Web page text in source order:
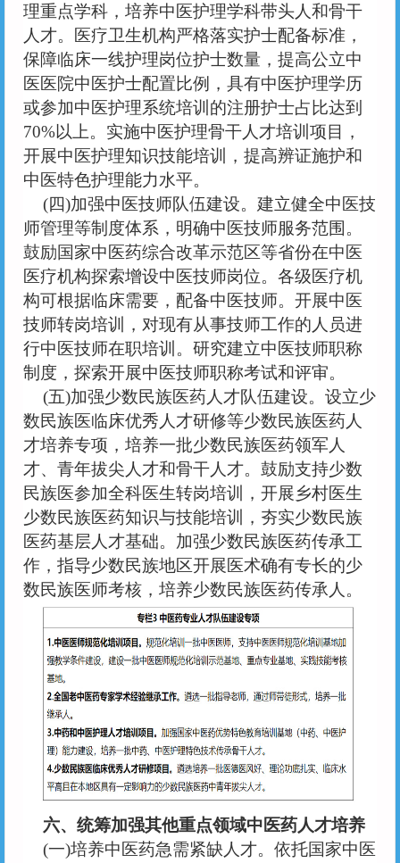
理重点学科，培养中医护理学科带头人和骨干
人才。医疗卫生机构严格落实护士配备标准，
保障临床一线护理岗位护士数量，提高公立中
医医院中医护士配置比例，具有中医护理学历
或参加中医护理系统培训的注册护士占比达到
70%以上。实施中医护理骨干人才培训项目，
开展中医护理知识技能培训，提高辨证施护和
中医特色护理能力水平。
(四)加强中医技师队伍建设。建立健全中医技
师管理等制度体系，明确中医技师服务范围。
鼓励国家中医药综合改革示范区等省份在中医
医疗机构探索增设中医技师岗位。各级医疗机
构可根据临床需要，配备中医技师。开展中医
技师转岗培训，对现有从事技师工作的人员进
行中医技师在职培训。研究建立中医技师职称
制度，探索开展中医技师职称考试和评审。
(五)加强少数民族医药人才队伍建设。设立少
数民族医临床优秀人才研修等少数民族医药人
才培养专项，培养一批少数民族医药领军人
才、青年拔尖人才和骨干人才。鼓励支持少数
民族医参加全科医生转岗培训，开展乡村医生
少数民族医药知识与技能培训，夯实少数民族
医药基层人才基础。加强少数民族医药传承工
作，指导少数民族地区开展医术确有专长的少
数民族医师考核，培养少数民族医药传承人。
六、统筹加强其他重点领域中医药人才培养
(一)培养中医药急需紧缺人才。依托国家中医